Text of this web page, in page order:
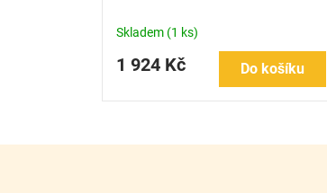
Skladem (1 ks)
1 924 Kč Do košíku